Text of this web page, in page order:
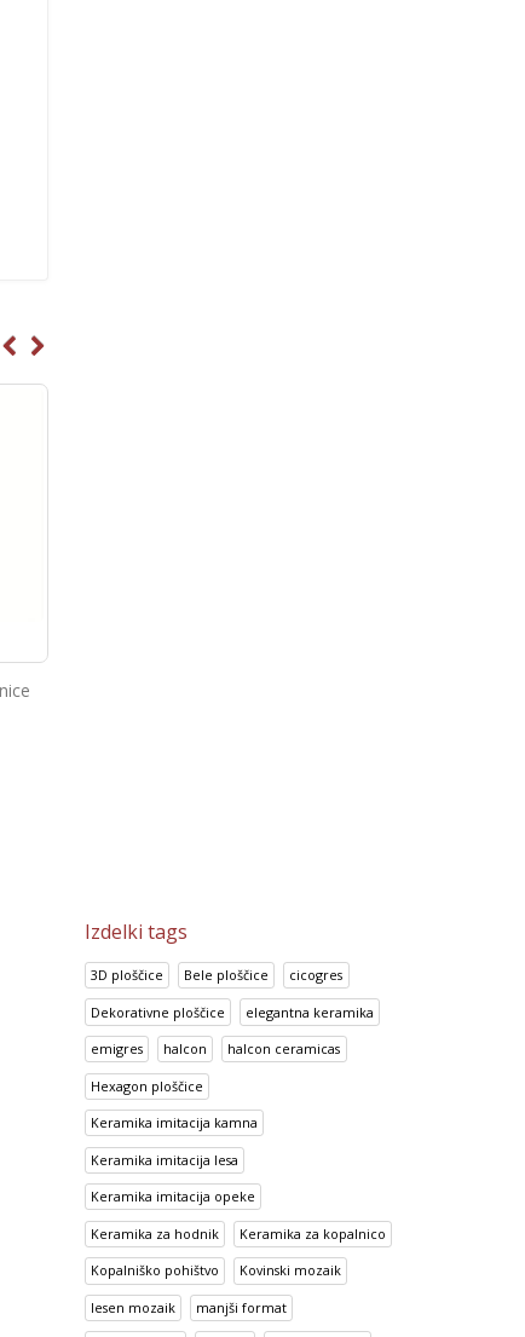
Izdelki tags
3D ploščice Bele ploščice cicogres
Dekorativne ploščice elegantna keramika
emigres halcon halcon ceramicas
Hexagon ploščice
Keramika imitacija kamna
Keramika imitacija lesa
Keramika imitacija opeke
Keramika za hodnik Keramika za kopalnico
Kopalniško pohištvo Kovinski mozaik
lesen mozaik manjši format